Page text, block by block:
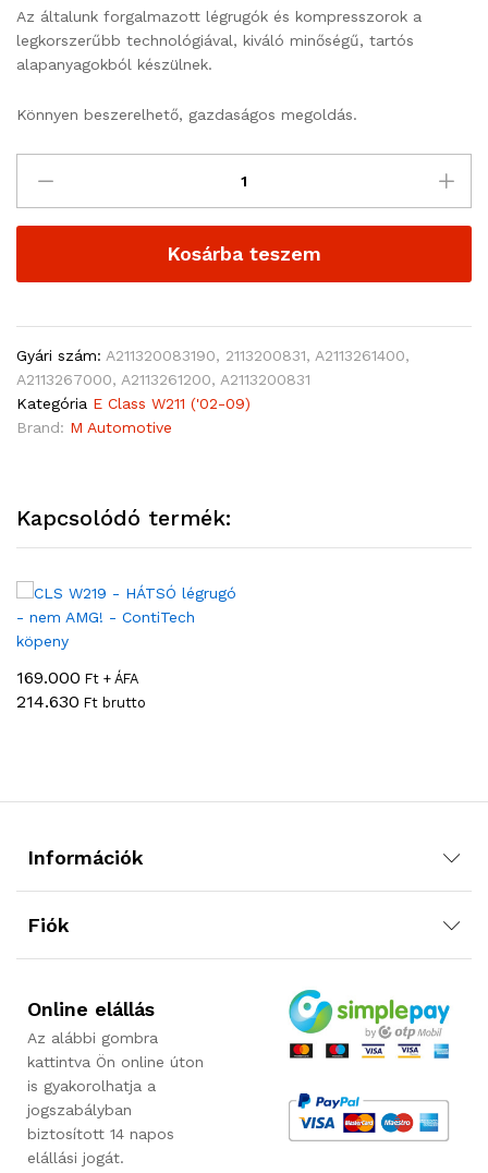
Az általunk forgalmazott légrugók és kompresszorok a
legkorszerűbb technológiával, kiváló minőségű, tartós
alapanyagokból készülnek.
Könnyen beszerelhető, gazdaságos megoldás.
Kosárba teszem
Gyári szám: A211320083190, 2113200831, A2113261400,
A2113267000, A2113261200, A2113200831
Kategória E Class W211 ('02-09)
Brand: M Automotive
Kapcsolódó termék:
169.000 Ft + ÁFA
214.630 Ft brutto
Információk
Fiók
Online elállás
Az alábbi gombra
kattintva Ön online úton
is gyakorolhatja a
jogszabályban
biztosított 14 napos
elállási jogát.